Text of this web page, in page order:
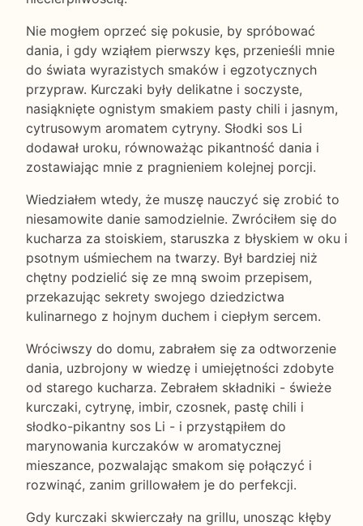
Nie mogłem oprzeć się pokusie, by spróbować
dania, i gdy wziąłem pierwszy kęs, przenieśli mnie
do świata wyrazistych smaków i egzotycznych
przypraw. Kurczaki były delikatne i soczyste,
nasiąknięte ognistym smakiem pasty chili i jasnym,
cytrusowym aromatem cytryny. Słodki sos Li
dodawał uroku, równoważąc pikantność dania i
zostawiając mnie z pragnieniem kolejnej porcji.
Wiedziałem wtedy, że muszę nauczyć się zrobić to
niesamowite danie samodzielnie. Zwróciłem się do
kucharza za stoiskiem, staruszka z błyskiem w oku i
psotnym uśmiechem na twarzy. Był bardziej niż
chętny podzielić się ze mną swoim przepisem,
przekazując sekrety swojego dziedzictwa
kulinarnego z hojnym duchem i ciepłym sercem.
Wróciwszy do domu, zabrałem się za odtworzenie
dania, uzbrojony w wiedzę i umiejętności zdobyte
od starego kucharza. Zebrałem składniki - świeże
kurczaki, cytrynę, imbir, czosnek, pastę chili i
słodko-pikantny sos Li - i przystąpiłem do
marynowania kurczaków w aromatycznej
mieszance, pozwalając smakom się połączyć i
rozwinąć, zanim grillowałem je do perfekcji.
Gdy kurczaki skwierczały na grillu, unosząc kłęby